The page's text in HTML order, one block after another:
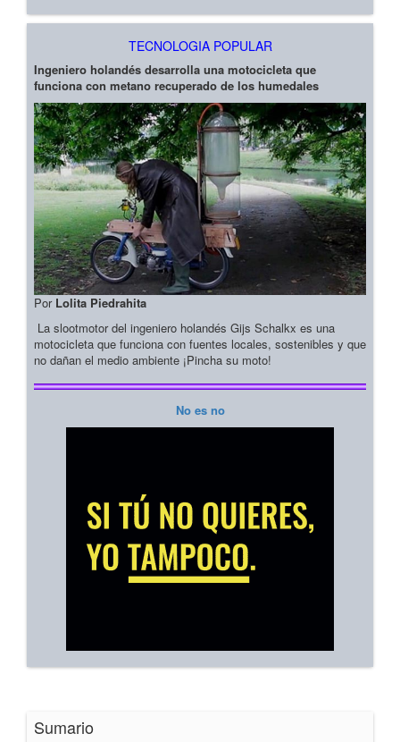
TECNOLOGIA POPULAR
Ingeniero holandés desarrolla una motocicleta que
funciona con metano recuperado de los humedales
Por Lolita Piedrahita
La slootmotor del ingeniero holandés Gijs Schalkx es una
motocicleta que funciona con fuentes locales, sostenibles y que
no dañan el medio ambiente ¡Pincha su moto!
No es no
Sumario